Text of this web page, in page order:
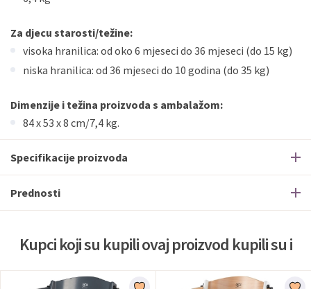
Za djecu starosti/težine:
visoka hranilica: od oko 6 mjeseci do 36 mjeseci (do 15 kg)
niska hranilica: od 36 mjeseci do 10 godina (do 35 kg)
Dimenzije i težina proizvoda s ambalažom:
84 x 53 x 8 cm/7,4 kg.
Specifikacije proizvoda
Prednosti
Kupci koji su kupili ovaj proizvod kupili su i